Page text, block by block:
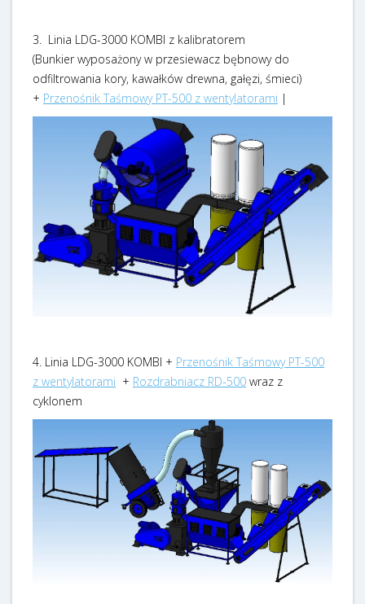
3. Linia LDG-3000 KOMBI z kalibratorem
(Bunkier wyposażony w przesiewacz bębnowy do
odfiltrowania kory, kawałków drewna, gałęzi, śmieci)
+ Przenośnik Taśmowy PT-500 z wentylatorami |
4. Linia LDG-3000 KOMBI + Przenośnik Taśmowy PT-500
z wentylatorami + Rozdrabniacz RD-500 wraz z
cyklonem